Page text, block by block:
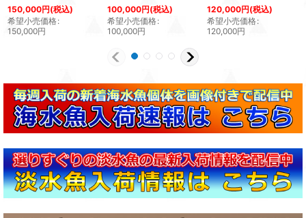
150,000円(税込)
希望小売価格:
150,000円
100,000円(税込)
希望小売価格:
100,000円
120,000円(税込)
希望小売価格:
120,000円